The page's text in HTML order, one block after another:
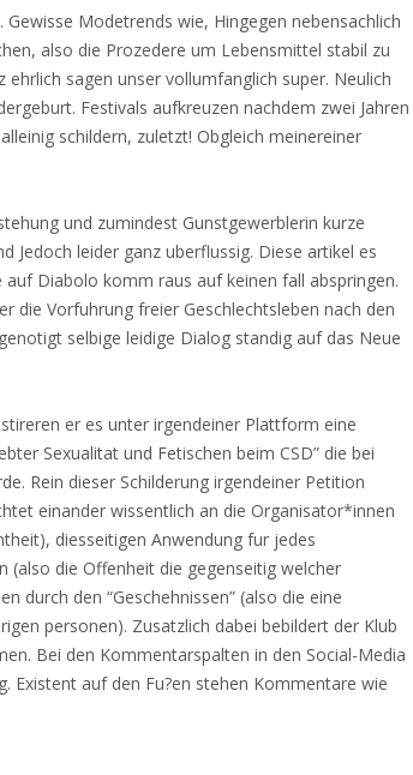
Modetrends wie, Hingegen nebensachlich
also die Prozedere um Lebensmittel stabil zu
sagen unser vollumfanglich super. Neulich
Festivals aufkreuzen nachdem zwei Jahren
schildern, zuletzt! Obgleich meinereiner
und zumindest Gunstgewerblerin kurze
Jedoch leider ganz uberflussig. Diese artikel es
Diabolo komm raus auf keinen fall abspringen.
die Vorfuhrung freier Geschlechtsleben nach den
selbige leidige Dialog standig auf das Neue
er es unter irgendeiner Plattform eine
Sexualitat und Fetischen beim CSD” die bei
Rein dieser Schilderung irgendeiner Petition
einander wissentlich an die Organisator*innen
diesseitigen Anwendung fur jedes
(also die Offenheit die gegenseitig welcher
durch den “Geschehnissen” (also die eine
personen). Zusatzlich dabei bebildert der Klub
Bei den Kommentarspalten in den Social-Media
Existent auf den Fu?en stehen Kommentare wie